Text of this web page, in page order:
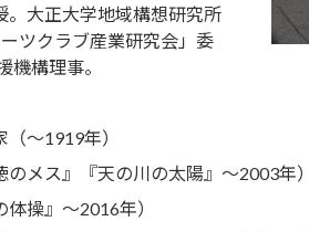
。大正大学地域構想研究所
ツクラブ産業研究会」委
構理事。
～1919年）
メス』『天の川の太陽』～2003年）
操』～2016年）